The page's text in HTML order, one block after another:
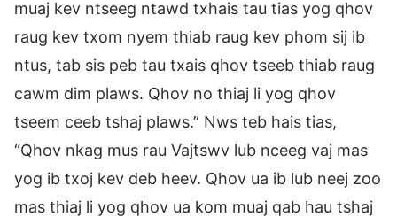
muaj kev ntseeg ntawd txhais tau tias yog qhov
raug kev txom nyem thiab raug kev phom sij ib
ntus, tab sis peb tau txais qhov tseeb thiab raug
cawm dim plaws. Qhov no thiaj li yog qhov
tseem ceeb tshaj plaws.” Nws teb hais tias,
“Qhov nkag mus rau Vajtswv lub nceeg vaj mas
yog ib txoj kev deb heev. Qhov ua ib lub neej zoo
mas thiaj li yog qhov ua kom muaj qab hau tshaj